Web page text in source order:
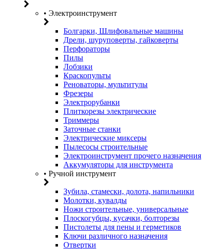
• Электроинструмент
Болгарки, Шлифовальные машины
Дрели, шуруповерты, гайковерты
Перфораторы
Пилы
Лобзики
Краскопульты
Реноваторы, мультитулы
Фрезеры
Электрорубанки
Плиткорезы электрические
Триммеры
Заточные станки
Электрические миксеры
Пылесосы строительные
Электроинструмент прочего назначения
Аккумуляторы для инструмента
• Ручной инструмент
Зубила, стамески, долота, напильники
Молотки, кувалды
Ножи строительные, универсальные
Плоскогубцы, кусачки, болторезы
Пистолеты для пены и герметиков
Ключи различного назначения
Отвертки